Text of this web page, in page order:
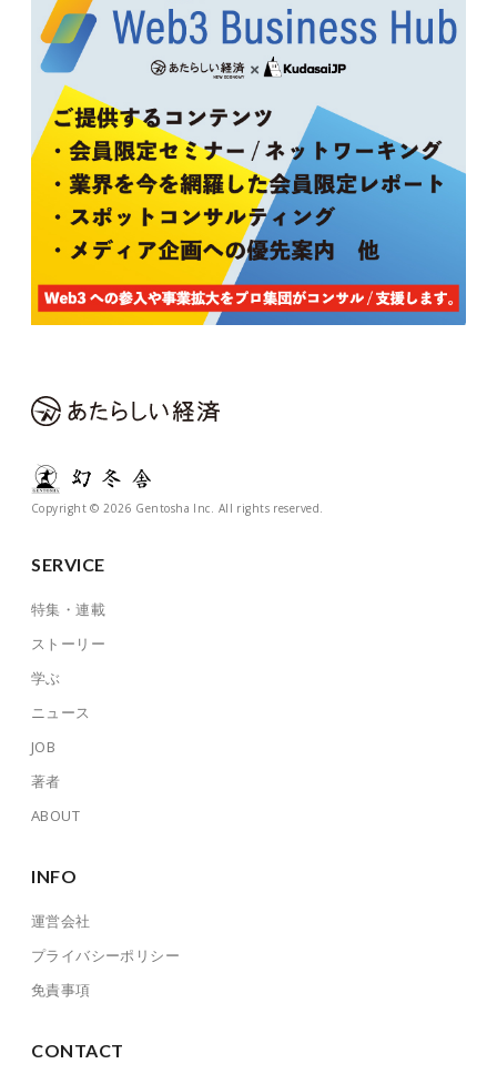
Copyright © 2026 Gentosha Inc. All rights reserved.
SERVICE
特集・連載
ストーリー
学ぶ
ニュース
JOB
著者
ABOUT
INFO
運営会社
プライバシーポリシー
免責事項
CONTACT